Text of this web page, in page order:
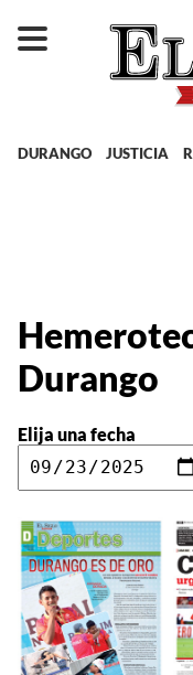
DURANGO JUSTICIA
Durango
Elija una fecha